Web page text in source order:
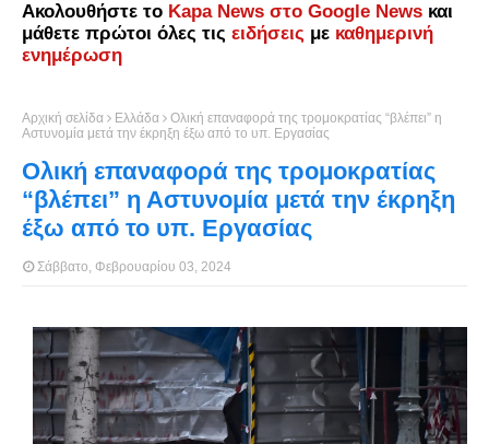
Ακολουθήστε το Kapa News στο Google News και
μάθετε πρώτοι όλες τις ειδήσεις με καθημερινή
ενημέρωση
Αρχική σελίδα Ελλάδα
Ολική επαναφορά της τρομοκρατίας “βλέπει” η
Αστυνομία μετά την έκρηξη έξω από το υπ. Εργασίας
Ολική επαναφορά της τρομοκρατίας
“βλέπει” η Αστυνομία μετά την έκρηξη
έξω από το υπ. Εργασίας
Σάββατο, Φεβρουαρίου 03, 2024